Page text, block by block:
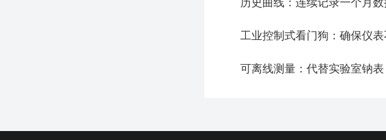
历史曲线：连续记录一个月数
工业控制式看门狗：确保仪表
可离线测量：代替实验室钠表